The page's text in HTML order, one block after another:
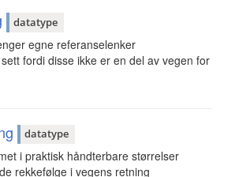
datatype
egne referanselenker
fordi disse ikke er en del av vegen for
datatype
i praktisk håndterbare størrelser
rekkefølge i vegens retning